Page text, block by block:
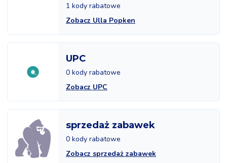
1 kody rabatowe
Zobacz Ulla Popken
UPC
0 kody rabatowe
Zobacz UPC
sprzedaż zabawek
0 kody rabatowe
Zobacz sprzedaż zabawek